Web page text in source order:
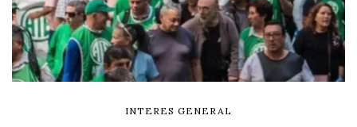
INTERES GENERAL